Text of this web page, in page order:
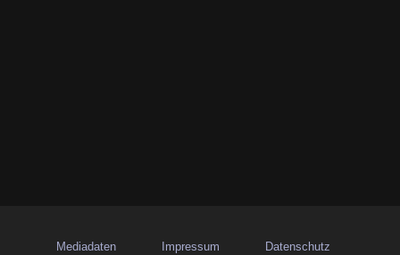
Mediadaten Impressum Datenschutz